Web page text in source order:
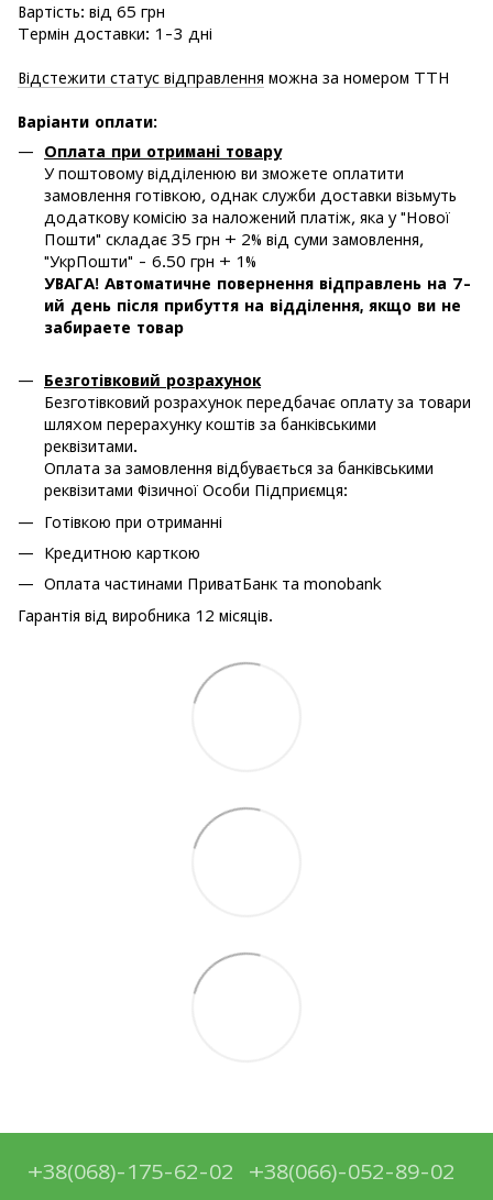
Вартість: від 65 грн
Термін доставки: 1-3 дні
Відстежити статус відправлення можна за номером ТТН
Варіанти оплати:
Оплата при отримані товару
У поштовому відділенюю ви зможете оплатити
замовлення готівкою, однак служби доставки візьмуть
додаткову комісію за наложений платіж, яка у "Нової
Пошти" складає 35 грн + 2% від суми замовлення,
"УкрПошти" - 6.50 грн + 1%
УВАГА! Автоматичне повернення відправлень на 7-
ий день після прибуття на відділення, якщо ви не
забираете товар
Безготівковий розрахунок
Безготівковий розрахунок передбачає оплату за товари
шляхом перерахунку коштів за банківськими
реквізитами.
Оплата за замовлення відбувається за банківськими
реквізитами Фізичної Особи Підприємця:
Готівкою при отриманні
Кредитною карткою
Оплата частинами ПриватБанк та monobank
Гарантія від виробника 12 місяців.
+38(068)-175-62-02 +38(066)-052-89-02